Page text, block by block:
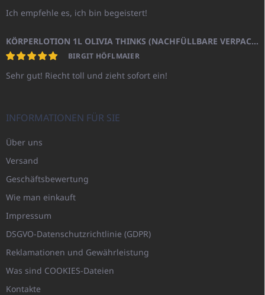
Ich empfehle es, ich bin begeistert!
KÖRPERLOTION 1L OLIVIA THINKS (NACHFÜLLBARE VERPACKUNG)
BIRGIT HÖFLMAIER
Sehr gut! Riecht toll und zieht sofort ein!
INFORMATIONEN FÜR SIE
Über uns
Versand
Geschäftsbewertung
Wie man einkauft
Impressum
DSGVO-Datenschutzrichtlinie (GDPR)
Reklamationen und Gewährleistung
Was sind COOKIES-Dateien
Kontakte